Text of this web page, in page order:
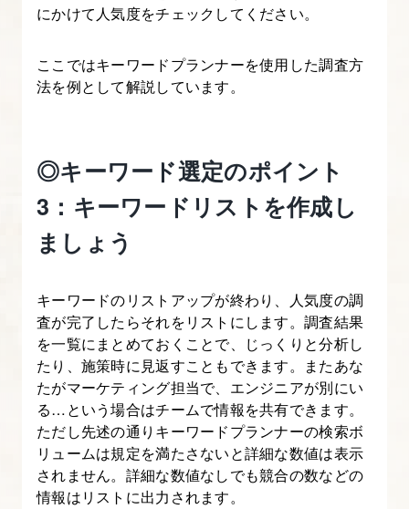
にかけて人気度をチェックしてください。
ここではキーワードプランナーを使用した調査方
法を例として解説しています。
◎キーワード選定のポイント
3：キーワードリストを作成し
ましょう
キーワードのリストアップが終わり、人気度の調
査が完了したらそれをリストにします。調査結果
を一覧にまとめておくことで、じっくりと分析し
たり、施策時に見返すこともできます。またあな
たがマーケティング担当で、エンジニアが別にい
る…という場合はチームで情報を共有できます。
ただし先述の通りキーワードプランナーの検索ボ
リュームは規定を満たさないと詳細な数値は表示
されません。詳細な数値なしでも競合の数などの
情報はリストに出力されます。